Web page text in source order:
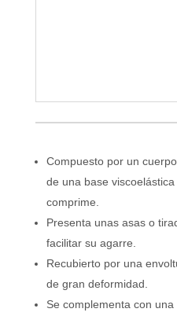
Compuesto por un
de una base
comprime.
Presenta unas asas o
facilitar su agarre.
Recubierto por una
de gran deformidad.
Se complementa con